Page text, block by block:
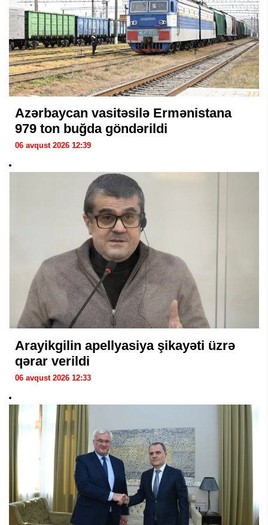
Azərbaycan vasitəsilə Ermənistana
979 ton buğda göndərildi
06 avqust 2026 12:39
Arayikgilin apellyasiya şikayəti üzrə
qərar verildi
06 avqust 2026 12:33